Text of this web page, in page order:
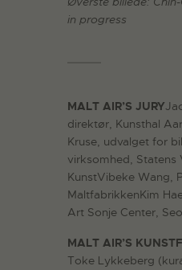
in progress
MALT AIR’S JURY
direktør, Kunsthal
Kruse, udvalget for
virksomhed,
KunstVibeke Wang,
MaltfabrikkenKim
Art Sonje Center,
MALT AIR’S
Toke Lykkeberg